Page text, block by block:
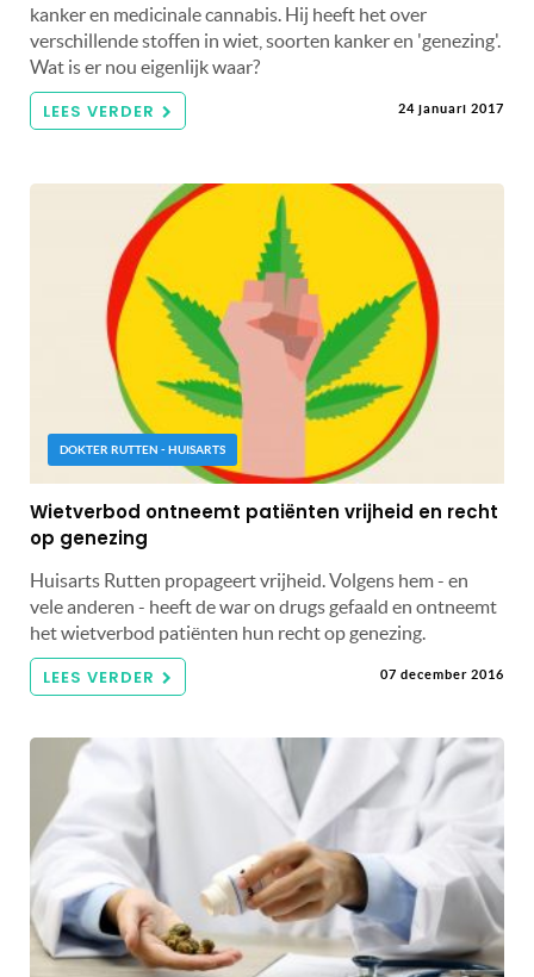
kanker en medicinale cannabis. Hij heeft het over
verschillende stoffen in wiet, soorten kanker en 'genezing'.
Wat is er nou eigenlijk waar?
LEES VERDER 24 januari 2017
DOKTER RUTTEN - HUISARTS
Wietverbod ontneemt patiënten vrijheid en recht
op genezing
Huisarts Rutten propageert vrijheid. Volgens hem - en
vele anderen - heeft de war on drugs gefaald en ontneemt
het wietverbod patiënten hun recht op genezing.
LEES VERDER 07 december 2016